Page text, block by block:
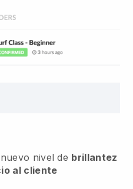
nivel de brillantez
al cliente